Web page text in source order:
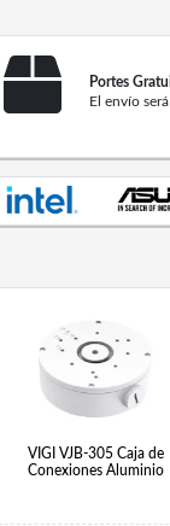
Portes
El envío
VIGI VJB-305 Caja de
Conexiones Aluminio